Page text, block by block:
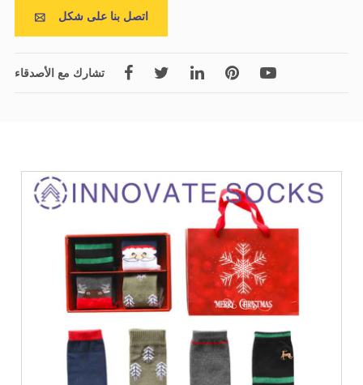
 اتصل بنا على شكل
تشارك مع الأصدقاء